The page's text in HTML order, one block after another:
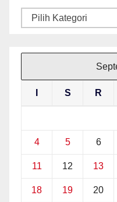
Kategori
S R
4 5 6
11 12 13
18 19 20